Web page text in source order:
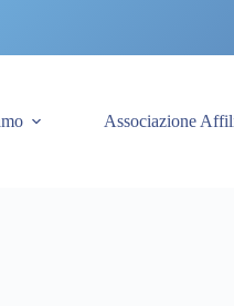
Associazione